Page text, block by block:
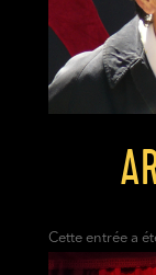
Cette entrée a